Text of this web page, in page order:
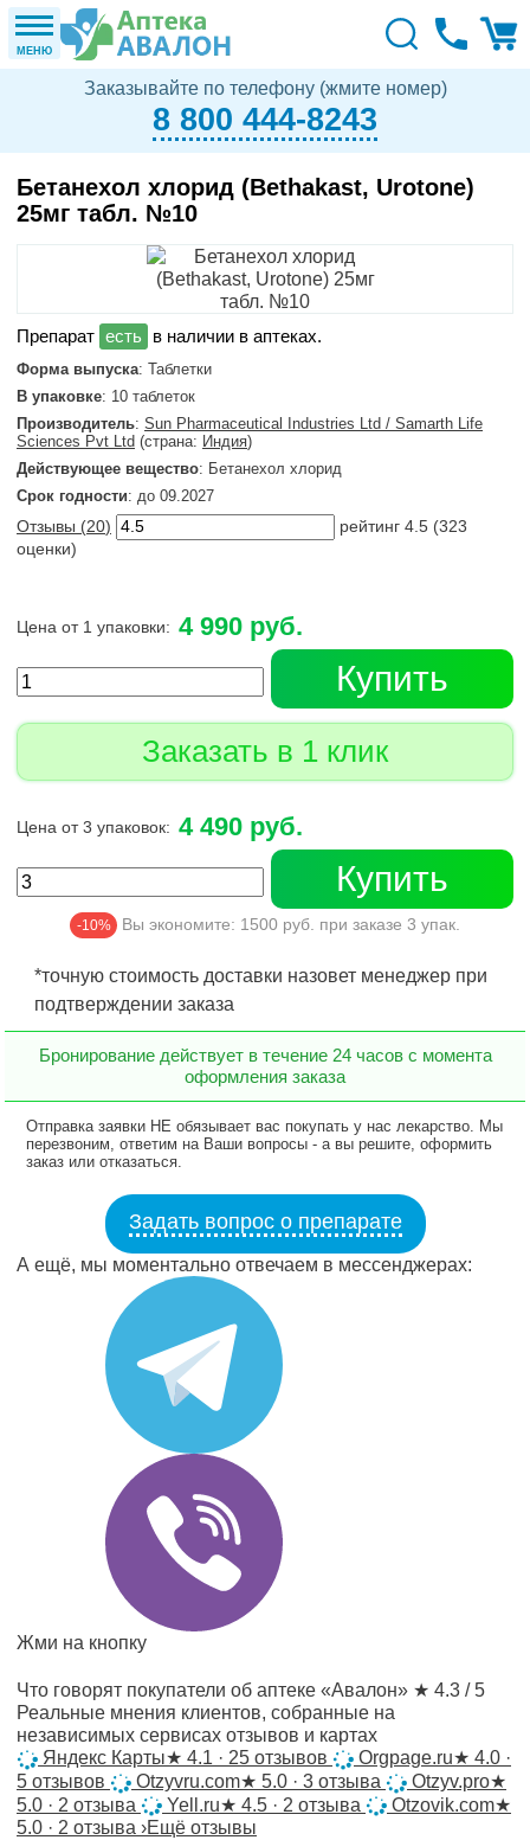
МЕНЮ
Заказывайте по телефону (жмите номер)
8 800 444-8243
Бетанехол хлорид (Bethakast, Urotone)
25мг табл. №10
в наличии в аптеках.
Форма выпуска: Таблетки
В упаковке: 10 таблеток
Производитель: Sun Pharmaceutical Industries Ltd / Samarth Life
Sciences Pvt Ltd (страна: Индия)
Действующее вещество: Бетанехол хлорид
Срок годности: до 09.2027
Отзывы (20) рейтинг 4.5 (323
оценки)
Цена от 1 упаковки: 4 990 руб.
Купить
Заказать в 1 клик
Цена от 3 упаковок: 4 490 руб.
Купить
-10% Вы экономите: 1500 руб. при заказе 3 упак.
*точную стоимость доставки назовет менеджер при
подтверждении заказа
Бронирование действует в течение 24 часов с момента
оформления заказа
Отправка заявки НЕ обязывает вас покупать у нас лекарство. Мы
перезвоним, ответим на Ваши вопросы - а вы решите, оформить
заказ или отказаться.
Задать вопрос о препарате
А ещё, мы моментально отвечаем в мессенджерах:
Жми на кнопку
Что говорят покупатели об аптеке «Авалон» ★ 4.3 / 5
Реальные мнения клиентов, собранные на
независимых сервисах отзывов и картах
Яндекс Карты★ 4.1 · 25 отзывов Orgpage.ru★ 4.0 ·
5 отзывов
Otzyvru.com★ 5.0 · 3 отзыва Otzyv.pro★
5.0 · 2 отзыва
Yell.ru★ 4.5 · 2 отзыва Otzovik.com★
5.0 · 2 отзыва ›Ещё отзывы